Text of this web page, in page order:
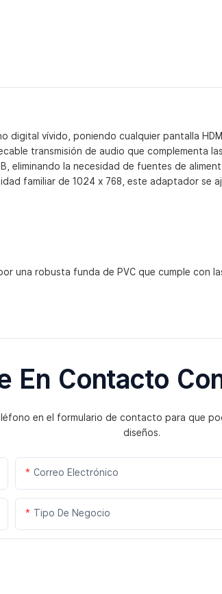
vívido, poniendo cualquier pantalla
transmisión de audio que complementa
eliminando la necesidad de fuentes de
familiar de 1024 x 768, este adaptador
robusta funda de PVC que cumple con
En Contacto
en el formulario de contacto para que
diseños.
Correo Electrónico
Tipo De Negocio